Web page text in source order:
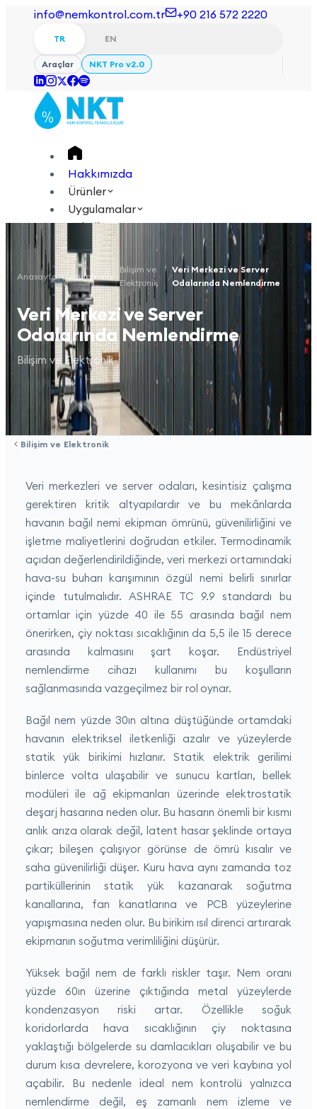
info@nemkontrol.com.tr +90 216 572 2220
TR EN
Araçlar NKT Pro v2.0
Hakkımızda
Ürünler
Uygulamalar
Teknik
Akademi
Giriş Yap İletişime Geçin
EN
Anasayfa/Uygulamalar
Bilişim ve
Elektronik
/
Veri Merkezi ve Server
Odalarında Nemlendirme
Veri Merkezi ve Server
Odalarında Nemlendirme
Bilişim ve Elektronik
Bilişim ve Elektronik
Veri merkezleri ve server odaları, kesintisiz çalışma
gerektiren kritik altyapılardır ve bu mekânlarda
havanın bağıl nemi ekipman ömrünü, güvenilirliğini ve
işletme maliyetlerini doğrudan etkiler. Termodinamik
açıdan değerlendirildiğinde, veri merkezi ortamındaki
hava-su buharı karışımının özgül nemi belirli sınırlar
içinde tutulmalıdır. ASHRAE TC 9.9 standardı bu
ortamlar için yüzde 40 ile 55 arasında bağıl nem
önerirken, çiy noktası sıcaklığının da 5,5 ile 15 derece
arasında kalmasını şart koşar. Endüstriyel
nemlendirme cihazı kullanımı bu koşulların
sağlanmasında vazgeçilmez bir rol oynar.
Bağıl nem yüzde 30ın altına düştüğünde ortamdaki
havanın elektriksel iletkenliği azalır ve yüzeylerde
statik yük birikimi hızlanır. Statik elektrik gerilimi
binlerce volta ulaşabilir ve sunucu kartları, bellek
modüleri ile ağ ekipmanları üzerinde elektrostatik
deşarj hasarına neden olur. Bu hasarın önemli bir kısmı
anlık arıza olarak değil, latent hasar şeklinde ortaya
çıkar; bileşen çalışıyor görünse de ömrü kısalır ve
saha güvenilirliği düşer. Kuru hava aynı zamanda toz
partiküllerinin statik yük kazanarak soğutma
kanallarına, fan kanatlarına ve PCB yüzeylerine
yapışmasına neden olur. Bu birikim ısıl direnci artırarak
ekipmanın soğutma verimliliğini düşürür.
Yüksek bağıl nem de farklı riskler taşır. Nem oranı
yüzde 60ın üzerine çıktığında metal yüzeylerde
kondenzasyon riski artar. Özellikle soğuk
koridorlarda hava sıcaklığının çiy noktasına
yaklaştığı bölgelerde su damlacıkları oluşabilir ve bu
durum kısa devrelere, korozyona ve veri kaybına yol
açabilir. Bu nedenle ideal nem kontrolü yalnızca
nemlendirme değil, eş zamanlı nem izleme ve